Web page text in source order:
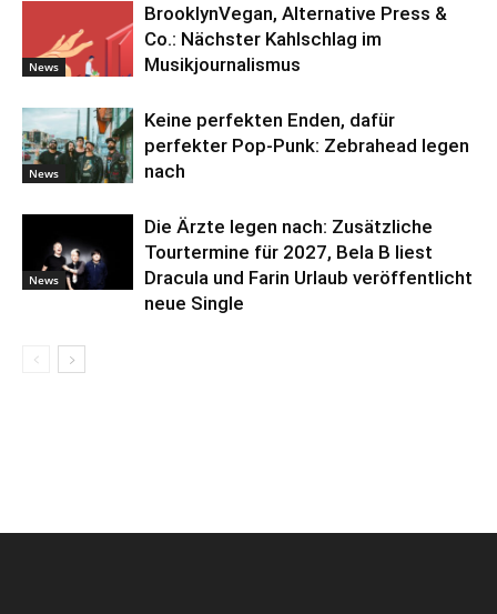
News
BrooklynVegan, Alternative Press &
Co.: Nächster Kahlschlag im
Musikjournalismus
News
Keine perfekten Enden, dafür
perfekter Pop-Punk: Zebrahead legen
nach
News
Die Ärzte legen nach: Zusätzliche
Tourtermine für 2027, Bela B liest
Dracula und Farin Urlaub veröffentlicht
neue Single